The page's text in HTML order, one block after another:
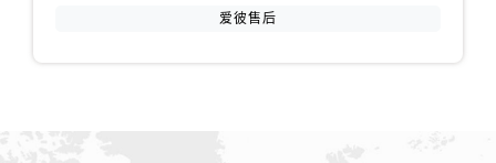
上海市黄浦区南京东路299号宏伊国际广场写字楼8层806室爱彼售后服务中心（需提前预约）
爱彼售后